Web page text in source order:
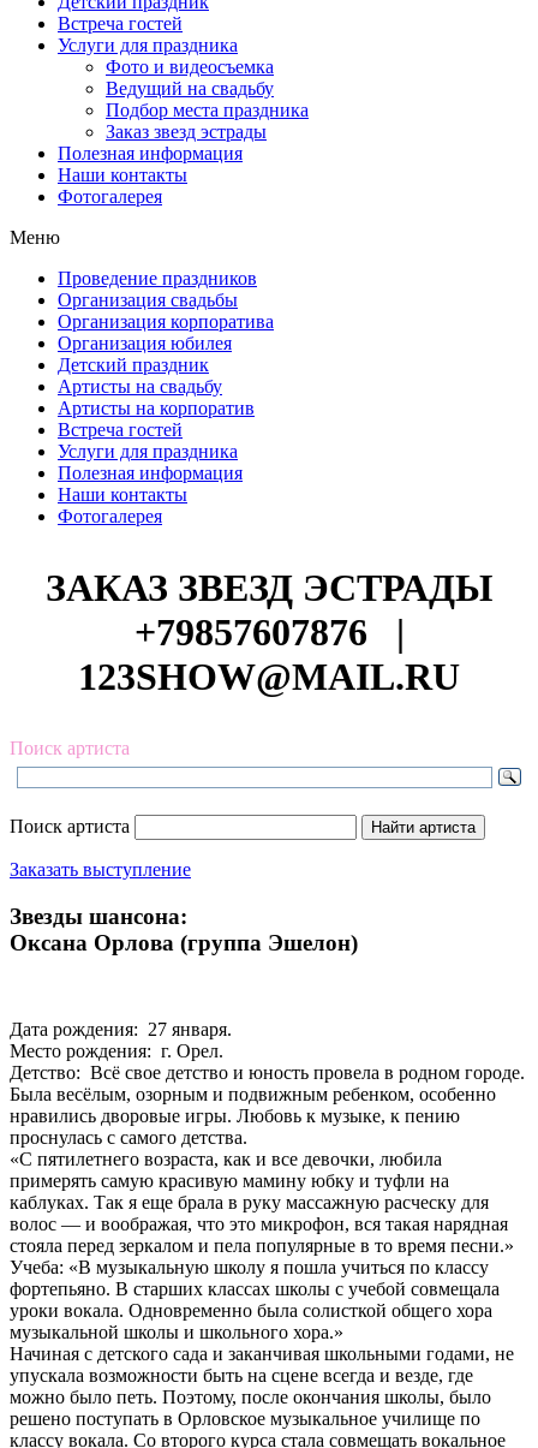
Встреча гостей
Услуги для праздника
Фото и видеосъемка
Ведущий на свадьбу
Подбор места праздника
Заказ звезд эстрады
Полезная информация
Наши контакты
Фотогалерея
Меню
Проведение праздников
Организация свадьбы
Организация корпоратива
Организация юбилея
Детский праздник
Артисты на свадьбу
Артисты на корпоратив
Встреча гостей
Услуги для праздника
Полезная информация
Наши контакты
Фотогалерея
ЗАКАЗ ЗВЕЗД ЭСТРАДЫ
+79857607876
|
123SHOW@MAIL.RU
Поиск артиста
Поиск артиста
Заказать выступление
Звезды шансона:
Оксана Орлова (группа Эшелон)
Дата рождения: 27 января.
Место рождения: г. Орел.
Детство: Всё свое детство и юность провела в родном городе.
Была весёлым, озорным и подвижным ребенком, особенно
нравились дворовые игры. Любовь к музыке, к пению
проснулась с самого детства.
«С пятилетнего возраста, как и все девочки, любила
примерять самую красивую мамину юбку и туфли на
каблуках. Так я еще брала в руку массажную расческу для
волос — и воображая, что это микрофон, вся такая нарядная
стояла перед зеркалом и пела популярные в то время песни.»
Учеба: «В музыкальную школу я пошла учиться по классу
фортепьяно. В старших классах школы с учебой совмещала
уроки вокала. Одновременно была солисткой общего хора
музыкальной школы и школьного хора.»
Начиная с детского сада и заканчивая школьными годами, не
упускала возможности быть на сцене всегда и везде, где
можно было петь. Поэтому, после окончания школы, было
решено поступать в Орловское музыкальное училище по
классу вокала. Со второго курса стала совмещать вокальное